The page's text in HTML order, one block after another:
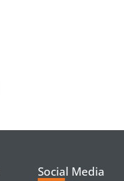
Social Media